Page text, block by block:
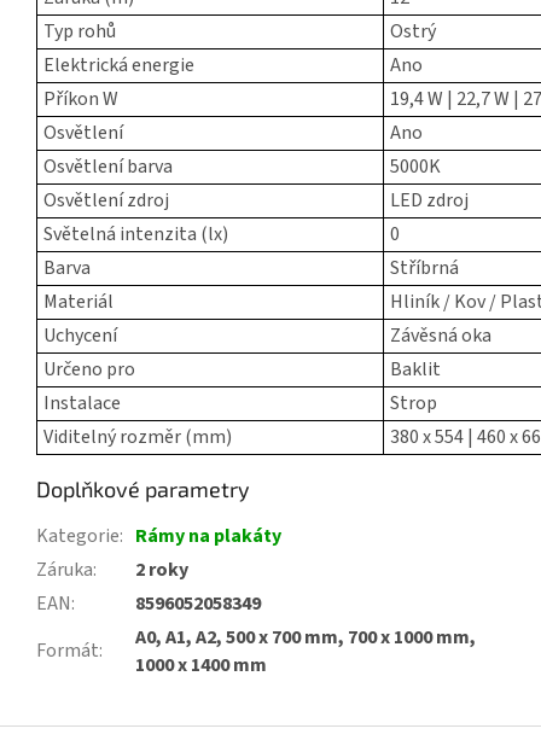
Typ rohů
Ostrý
Elektrická energie
Ano
Příkon W
19,4 W | 22,7 W |
Osvětlení
Ano
Osvětlení barva
5000K
Osvětlení zdroj
LED zdroj
Světelná intenzita (lx)
0
Barva
Stříbrná
Materiál
Hliník / Kov /
Uchycení
Závěsná oka
Určeno pro
Baklit
Instalace
Strop
Viditelný rozměr (mm)
380 x 554 | 460 x
Doplňkové parametry
Kategorie: Rámy na plakáty
Záruka:
2 roky
EAN:
8596052058349
Formát:
A0, A1, A2, 500 x 700 mm, 700 x 1000 mm,
1000 x 1400 mm